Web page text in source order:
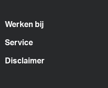
Werken bij
Service
Disclaimer